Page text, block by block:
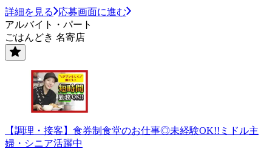
詳細を見る
応募画面に進む
アルバイト・パート
ごはんどき 名寄店
【調理・接客】食券制食堂のお仕事◎未経験OK!!ミドル主
婦・シニア活躍中